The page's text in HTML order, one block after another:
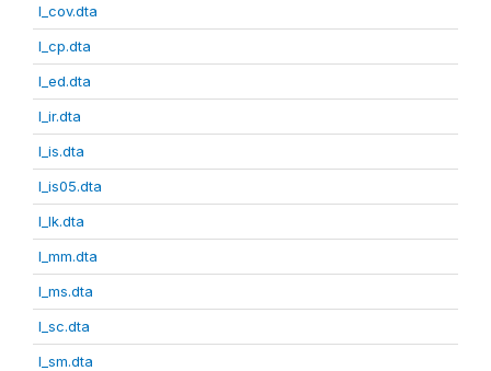
l_cov.dta
l_cp.dta
l_ed.dta
l_ir.dta
l_is.dta
l_is05.dta
l_lk.dta
l_mm.dta
l_ms.dta
l_sc.dta
l_sm.dta